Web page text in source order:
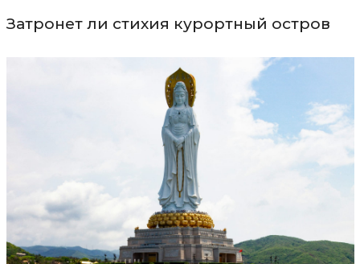
Затронет ли стихия курортный остров